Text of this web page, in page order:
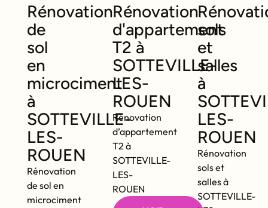
Rénovation
de
sol
en
microciment
à
SOTTEVILLE-
LES-
ROUEN
Rénovation
de sol en
microciment
Rénovation
d'appartement
T2 à
SOTTEVILLE-
LES-
ROUEN
Rénovation
d’appartement
T2 à
SOTTEVILLE-
LES-
ROUEN
sols
et
salles
à
LES-
ROUEN
Rénovation
sols et
salles à
SOTTEVILLE-